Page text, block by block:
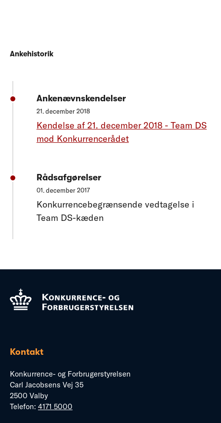
Ankehistorik
Ankenævnskendelser
21. december 2018
Kendelse af 21. december 2018 - Team DS
mod Konkurrencerådet
Rådsafgørelser
01. december 2017
Konkurrencebegrænsende vedtagelse i
Team DS-kæden
Kontakt
Konkurrence- og Forbrugerstyrelsen
Carl Jacobsens Vej 35
2500 Valby
Telefon: 4171 5000